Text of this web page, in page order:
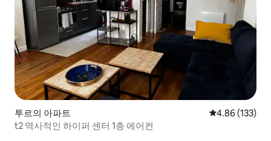
투르의 아파트 평점 4.86점(5
4.86 (133)
t2 역사적인 하이퍼 센터 1층 에어컨